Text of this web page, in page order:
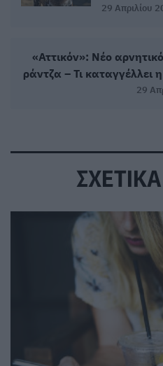
29 Απριλίου
«Αττικόν»: Νέο
ράντζα – Τι
29